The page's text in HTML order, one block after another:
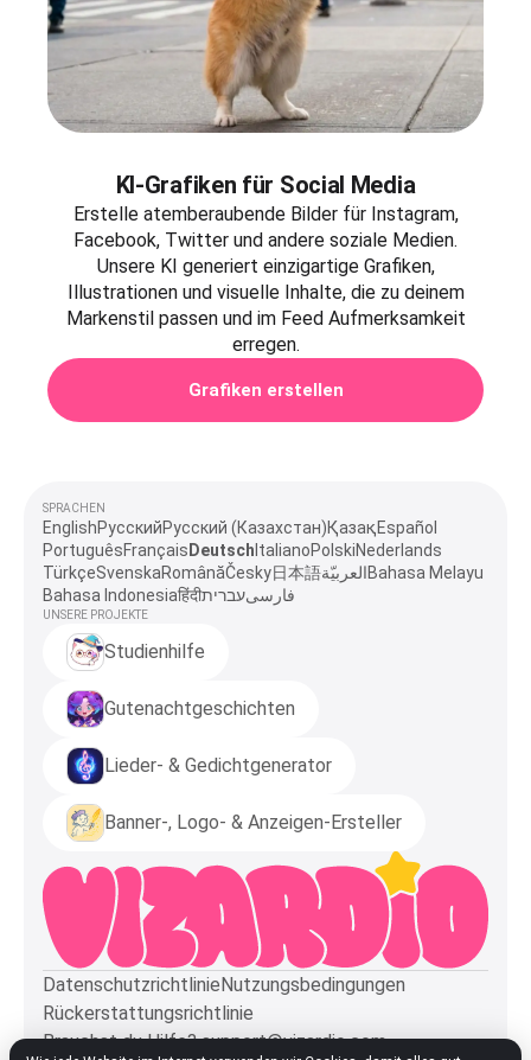
KI-Grafiken für Social Media
Erstelle atemberaubende Bilder für Instagram,
Facebook, Twitter und andere soziale Medien.
Unsere KI generiert einzigartige Grafiken,
Illustrationen und visuelle Inhalte, die zu deinem
Markenstil passen und im Feed Aufmerksamkeit
erregen.
Grafiken erstellen
SPRACHEN
EnglishРусскийРусский (Казахстан)Қазақ Español
PortuguêsFrançais Deutsch ItalianoPolskiNederlands
TürkçeSvenskaRomânăČesky日本語العربيّةBahasa Melayu
Bahasa Indonesiaहिंदीעבריתفارسی
UNSERE PROJEKTE
Studienhilfe
Gutenachtgeschichten
Lieder- & Gedichtgenerator
Banner-, Logo- & Anzeigen-Ersteller
DatenschutzrichtlinieNutzungsbedingungen
Rückerstattungsrichtlinie
Brauchst du Hilfe?support@vizardio.com